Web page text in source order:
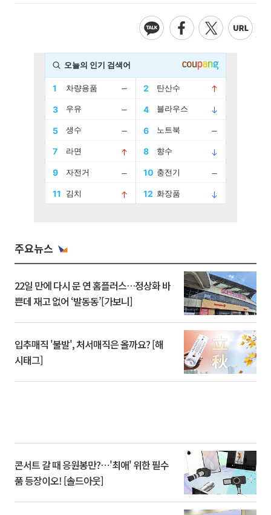
주요뉴스
22일 만에 다시 문 연 홈플러스…정상화 바
쁜데 재고 없어 ‘발동동’[가보니]
입추매직 '불발', 처서매직은 올까요? [해
시태그]
콘서트 갈 때 응원봉만?⋯'최애' 위한 필수
품 등장이오! [솔드아웃]